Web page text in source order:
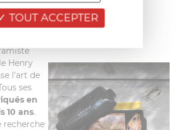
de
Henry
l’art de
ses
en
10 ans.
recherche
TOUT ACCEPTER